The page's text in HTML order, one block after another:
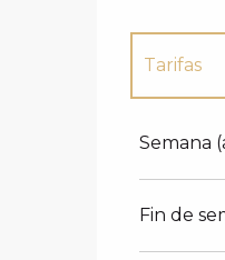
Tarifas
Tarifas
Semana
Fin de